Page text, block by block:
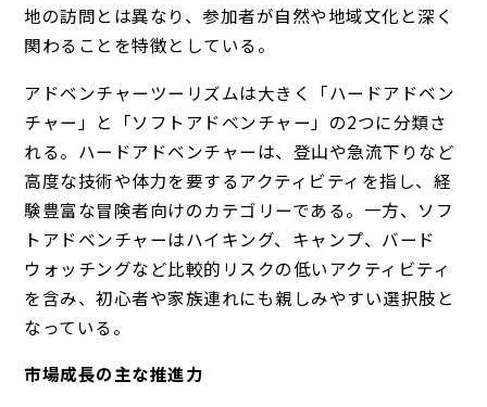
地の訪問とは異なり、参加者が自然や地域文化と深く
関わることを特徴としている。
アドベンチャーツーリズムは大きく「ハードアドベン
チャー」と「ソフトアドベンチャー」の2つに分類さ
れる。ハードアドベンチャーは、登山や急流下りなど
高度な技術や体力を要するアクティビティを指し、経
験豊富な冒険者向けのカテゴリーである。一方、ソフ
トアドベンチャーはハイキング、キャンプ、バード
ウォッチングなど比較的リスクの低いアクティビティ
を含み、初心者や家族連れにも親しみやすい選択肢と
なっている。
市場成長の主な推進力